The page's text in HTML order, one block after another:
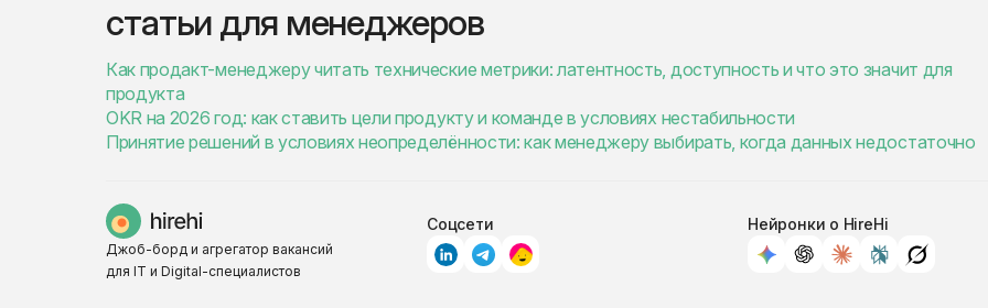
статьи для менеджеров
Как продакт-менеджеру читать технические метрики: латентность, доступность и что это значит для
продукта
OKR на 2026 год: как ставить цели продукту и команде в условиях нестабильности
Принятие решений в условиях неопределённости: как менеджеру выбирать, когда данных недостаточно
Джоб-борд и агрегатор вакансий
для IT и Digital-специалистов
Соцсети Нейронки о HireHi